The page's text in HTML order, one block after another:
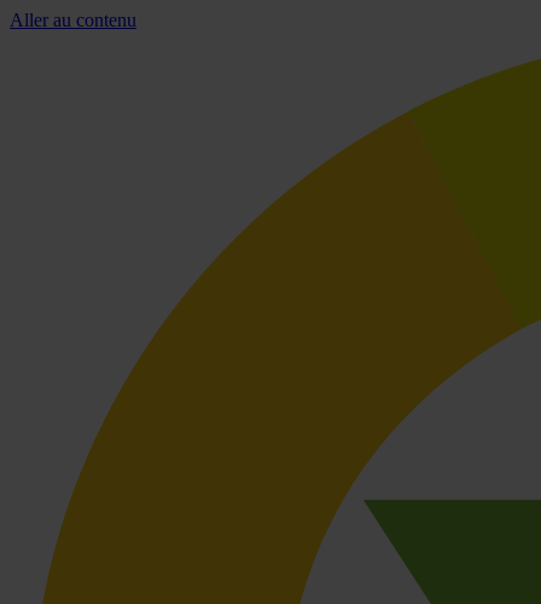
Aller au contenu